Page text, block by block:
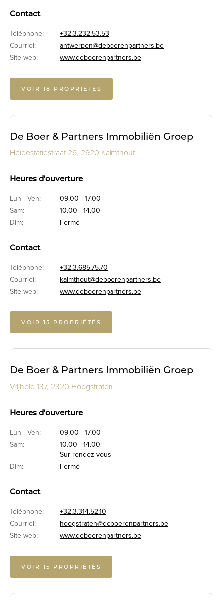
Contact
Téléphone:
+32.3.232.53.53
Courriel:
antwerpen@deboerenpartners.be
Site web:
www.deboerenpartners.be
VOIR 18 PROPRIÉTÉS
De Boer & Partners Immobiliën Groep
Heidestatiestraat 26, 2920 Kalmthout
Heures d'ouverture
Lun - Ven:
09.00 - 17.00
Sam:
10.00 - 14.00
Dim:
Fermé
Contact
Téléphone:
+32.3.685.75.70
Courriel:
kalmthout@deboerenpartners.be
Site web:
www.deboerenpartners.be
VOIR 15 PROPRIÉTÉS
De Boer & Partners Immobiliën Groep
Vrijheid 137, 2320 Hoogstraten
Heures d'ouverture
Lun - Ven:
09.00 - 17.00
Sam:
10.00 - 14.00
Sur rendez-vous
Dim:
Fermé
Contact
Téléphone:
+32.3.314.52.10
Courriel:
hoogstraten@deboerenpartners.be
Site web:
www.deboerenpartners.be
VOIR 15 PROPRIÉTÉS